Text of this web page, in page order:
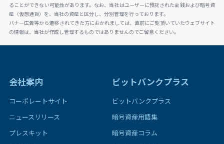
ることができない可能性があります。なお、当社はユーザーに預託された金銭および暗号資
産（仮想通貨）を、当社の資産と区分し、分別管理を行っております。
バナー広告等から遷移されてきた方におかれましては、直前にご覧頂いていたウェブサイト
の情報は、当社が作成し管理するものではありませんのでご留意ください。
会社案内
コーポレートサイト
ニュースリリース
プレスキット
ビットバンクプラス
ビットバンクプラス
暗号資産用語集
暗号資産コラム